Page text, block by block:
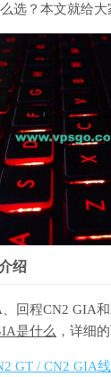
选？本文就给大
绍
回程CN2 GIA
是什么 ，详细
GT / CN2 GIA